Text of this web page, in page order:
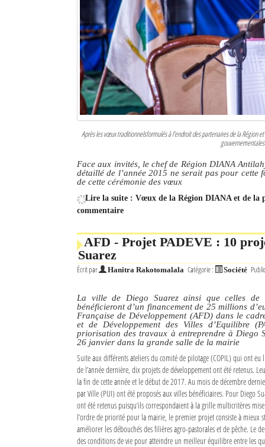
Identifiant oublié ?
Mot de passe oublié ?
Après les vœux traditionnelsformulés à l’endroit des partenaires de la Région
Face aux invités, le chef de Région DIANA
détaillé de l’année 2015 ne serait pas pour cette
de cette cérémonie des vœux
Lire la suite : Vœux de la Région DIANA et de la
commentaire
AFD - Projet PADEVE : 10
Suarez
Écrit par Hanitra Rakotomalala Catégorie : Société
La ville de Diego Suarez ainsi que celles de
bénéficieront d’un financement de 25 millions
Française de Développement (AFD) dans le
et de Développement des Villes d’Equilibre
priorisation des travaux à entreprendre à Diego
26 janvier dans la grande salle de la mairie
Suite aux différents ateliers du comité de pilotage (COPIL) qui ont
de l’année dernière, dix projets de développement ont été retenus.
la fin de cette année et le début de 2017. Au mois de décembre
par Ville (PUI) ont été proposés aux villes bénéficiaires. Pour Diego
ont été retenus puisqu’ils correspondaient à la grille multicritères
l’ordre de priorité pour la mairie, le premier projet consiste à mieux
améliorer les débouchés des filières agro-pastorales et de pêche. Le
des conditions de vie pour atteindre un meilleur équilibre entre les